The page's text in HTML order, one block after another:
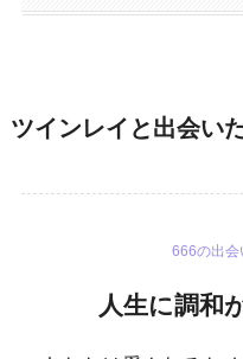
ツインレイと出会い
666の出会
人生に調和